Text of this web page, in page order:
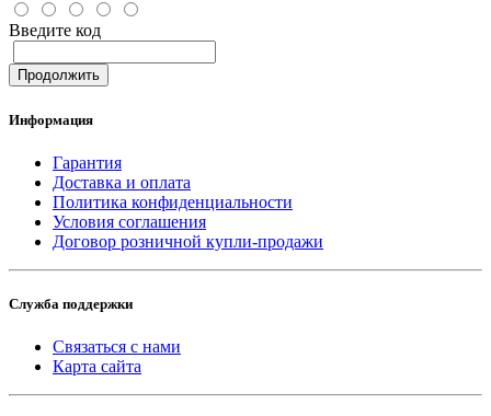
Введите код
Продолжить
Информация
Гарантия
Доставка и оплата
Политика конфиденциальности
Условия соглашения
Договор розничной купли-продажи
Служба поддержки
Связаться с нами
Карта сайта